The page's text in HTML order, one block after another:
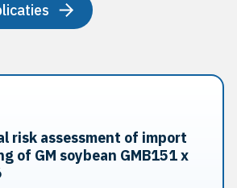
risk assessment of import
of GM soybean GMB151 x